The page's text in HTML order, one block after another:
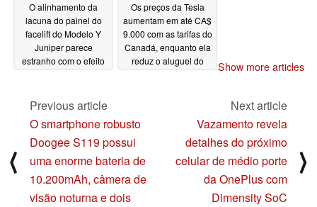
O alinhamento da
lacuna do painel do
facelift do Modelo Y
Juniper parece
estranho com o efeito
02/03/2025
Os preços da Tesla
aumentam em até CA$
9.000 com as tarifas do
Canadá, enquanto ela
reduz o aluguel do
Show more articles
⟨
Previous article
O smartphone robusto
Doogee S119 possui
uma enorme bateria de
10.200mAh, câmera de
visão noturna e dois
Next article
Vazamento revela
detalhes do próximo
celular de médio porte
da OnePlus com
Dimensity SoC
⟩